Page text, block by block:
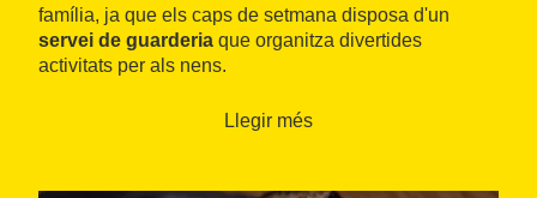
família, ja que els caps de setmana disposa d'un
servei de guarderia que organitza divertides
activitats per als nens.
Llegir més